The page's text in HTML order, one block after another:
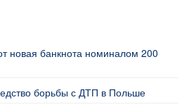
новая банкнота номиналом 200
борьбы с ДТП в Польше